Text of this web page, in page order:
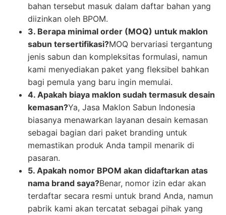
bahan tersebut masuk dalam daftar bahan yang
diizinkan oleh BPOM.
3. Berapa minimal order (MOQ) untuk maklon
sabun tersertifikasi?MOQ bervariasi tergantung
jenis sabun dan kompleksitas formulasi, namun
kami menyediakan paket yang fleksibel bahkan
bagi pemula yang baru ingin memulai.
4. Apakah biaya maklon sudah termasuk desain
kemasan?Ya, Jasa Maklon Sabun Indonesia
biasanya menawarkan layanan desain kemasan
sebagai bagian dari paket branding untuk
memastikan produk Anda tampil menarik di
pasaran.
5. Apakah nomor BPOM akan didaftarkan atas
nama brand saya?Benar, nomor izin edar akan
terdaftar secara resmi untuk brand Anda, namun
pabrik kami akan tercatat sebagai pihak yang